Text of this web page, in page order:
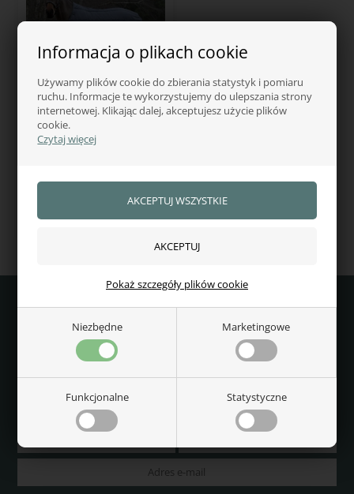
Informacja o plikach cookie
Używamy plików cookie do zbierania statystyk i pomiaru
ruchu. Informacje te wykorzystujemy do ulepszania strony
internetowej. Klikając dalej, akceptujesz użycie plików
cookie.
Czytaj więcej
Niezbędne Marketingowe
Funkcjonalne Statystyczne
Pokaż szczegóły plików cookie
WEATHERBEETA
W magazynie — wysyłka od ręki
Wygraj bon podarunkowy o wartości 299 zł
do abjezdziecki.pl